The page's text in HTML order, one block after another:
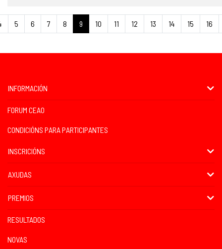
5 6 7 8 9 10 11 12 13 14 15 16
INFORMACIÓN
FORUM CEAO
CONDICIÓNS PARA PARTICIPANTES
INSCRICIÓNS
AXUDAS
PREMIOS
RESULTADOS
NOVAS